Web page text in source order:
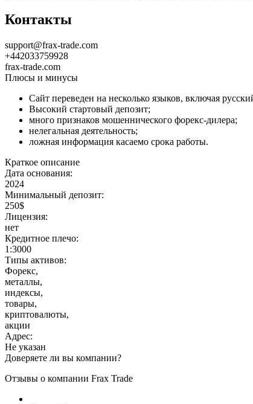
Контакты
support@frax-trade.com
+442033759928
frax-trade.com
Плюсы и минусы
Сайт переведен на несколько языков, включая
Высокий стартовый депозит;
много признаков мошеннического форекс-дилера;
нелегальная деятельность;
ложная информация касаемо срока работы.
Краткое описание
Дата основания:
2024
Минимальный депозит:
250$
Лицензия:
нет
Кредитное плечо:
1:3000
Типы активов:
Форекс,
металлы,
индексы,
товары,
криптовалюты,
акции
Адрес:
Не указан
Доверяете ли вы компании?
Отзывы о компании Frax Trade